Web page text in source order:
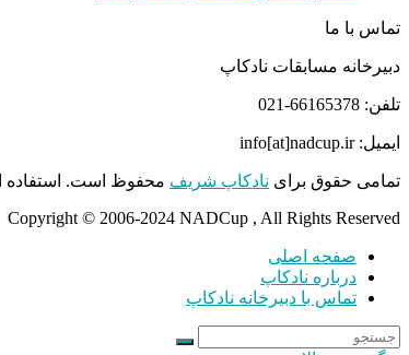
تماس با ما
دبیرخانه مسابقات نادکاپ
تلفن: 66165378-021
ایمیل: info[at]nadcup.ir
تمامی حقوق برای نادکاپ شریف محفوظ است. استفاده
Copyright © 2006-2024 NADCup , All Rights Reserved
صفحه اصلی
درباره نادکاپ
تماس با دبیرخانه نادکاپ